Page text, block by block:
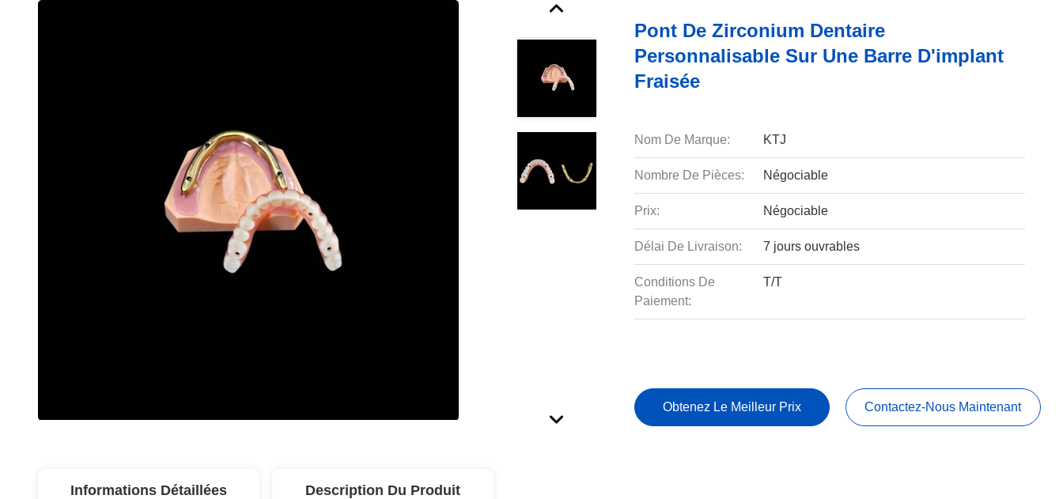
Pont De Zirconium Dentaire
Personnalisable Sur Une Barre D'implant
Fraisée
Nom De Marque: KTJ
Nombre De Pièces: Négociable
Prix: Négociable
Délai De Livraison: 7 jours ouvrables
Conditions De
Paiement:
T/T
Obtenez Le Meilleur Prix Contactez-Nous Maintenant
Informations Détaillées Description Du Produit